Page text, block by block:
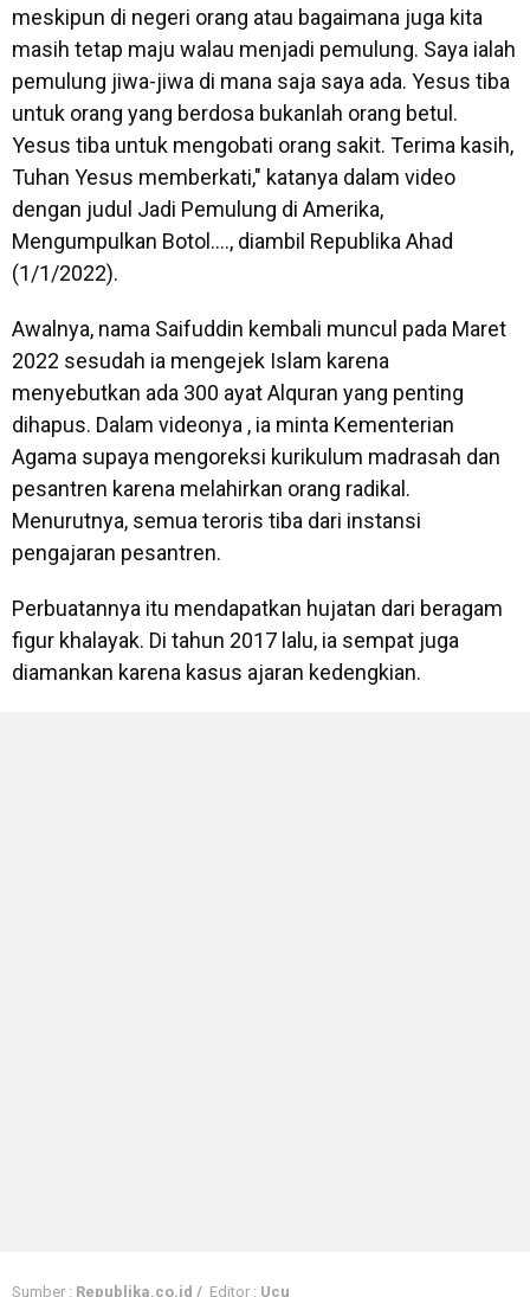
meskipun di negeri orang atau bagaimana juga kita
masih tetap maju walau menjadi pemulung. Saya ialah
pemulung jiwa-jiwa di mana saja saya ada. Yesus tiba
untuk orang yang berdosa bukanlah orang betul.
Yesus tiba untuk mengobati orang sakit. Terima kasih,
Tuhan Yesus memberkati," katanya dalam video
dengan judul Jadi Pemulung di Amerika,
Mengumpulkan Botol…., diambil Republika Ahad
(1/1/2022).
Awalnya, nama Saifuddin kembali muncul pada Maret
2022 sesudah ia mengejek Islam karena
menyebutkan ada 300 ayat Alquran yang penting
dihapus. Dalam videonya , ia minta Kementerian
Agama supaya mengoreksi kurikulum madrasah dan
pesantren karena melahirkan orang radikal.
Menurutnya, semua teroris tiba dari instansi
pengajaran pesantren.
Perbuatannya itu mendapatkan hujatan dari beragam
figur khalayak. Di tahun 2017 lalu, ia sempat juga
diamankan karena kasus ajaran kedengkian.
Sumber : Republika.co.id / Editor : Ucu